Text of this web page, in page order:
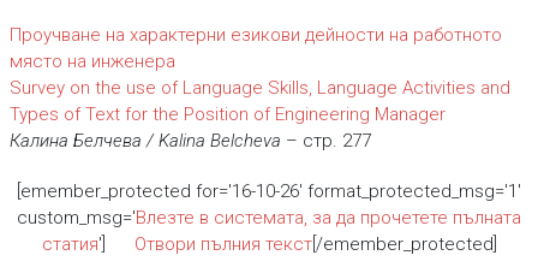
Проучване на характерни езикови дейности на работното
място на инженера
Survey on the use of Language Skills, Language Activities and
Types of Text for the Position of Engineering Manager
Калина Белчева / Kalina Belcheva – стр. 277
[emember_protected for='16-10-26' format_protected_msg='1'
custom_msg='Влезте в системата, за да прочетете пълната
статия'] Отвори пълния текст[/emember_protected]